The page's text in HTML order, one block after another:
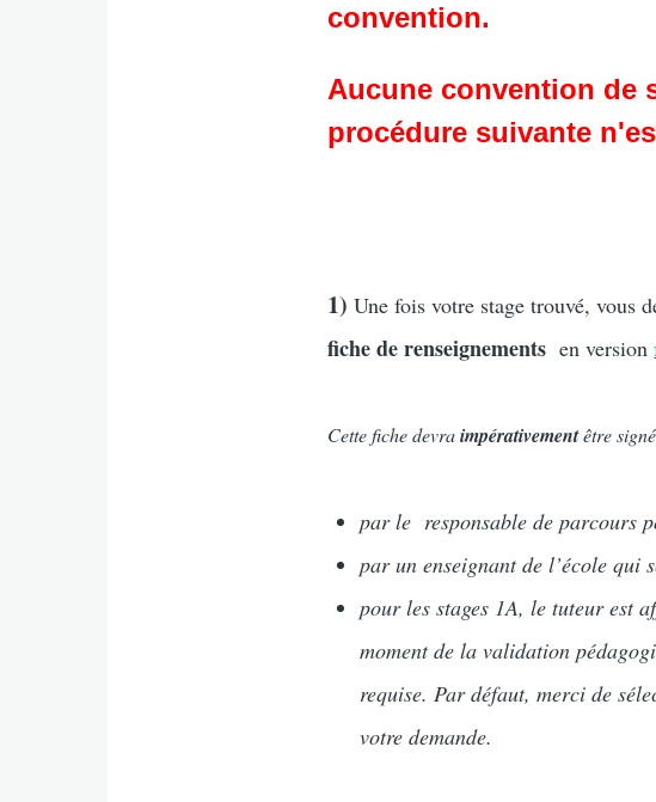
convention.
Aucune convention de
procédure suivante
1) Une fois votre stage trouvé, vous
fiche de renseignements en version
Cette fiche devraimpérativementêtre
par le responsable de parcours
par un enseignant de l’école qui
pour les stages 1A, le tuteur est
moment de la validation
requise. Par défaut, merci de
votre demande.